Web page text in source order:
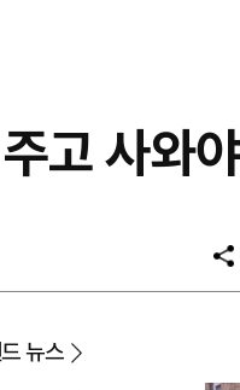
고 사와야
공
뉴스